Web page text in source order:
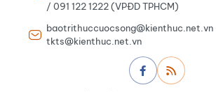
/ 091 122 1222 (VPĐD TPHCM)
baotrithuccuocsong@kienthuc.net.vn
tkts@kienthuc.net.vn